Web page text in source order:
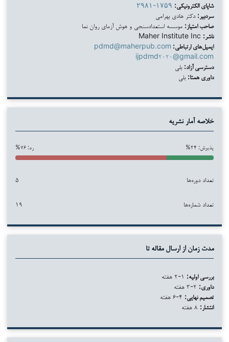
شاپای الکترونیکی: ۲۹۸۱-۱۷۵۹
سردبیر: دکتر هادی بهرامی
صاحب امتیاز: موسسه استعدادسنجی و هوش آزمای روان نما
ناشر:
ایمیل‌های ارتباطی: pdmd@maherpub.com
ijpdmd۲۰۲۰@gmail.com
دسترسی آزاد: بلی
داوری همتا: بلی
خلاصه آمار نشریه
پذیرش: ۲۴% رد: ۷۶%
تعداد دوره‌ها ۵
تعداد شماره‌ها ۱۹
مدت زمان از ارسال مقاله تا
بررسی اولیه:
داوری:
تصمیم نهایی:
انتشار: